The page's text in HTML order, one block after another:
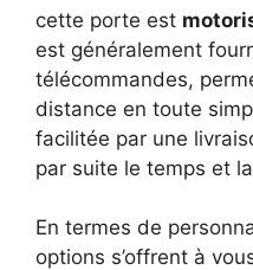
cette porte est
est généralement
télécommandes,
distance en toute
facilitée par une
par suite le temps et
En termes de
options s’offrent à